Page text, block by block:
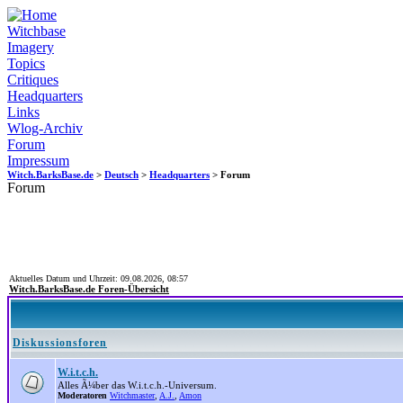
Witchbase
Imagery
Topics
Critiques
Headquarters
Links
Wlog-Archiv
Forum
Impressum
Witch.BarksBase.de > Deutsch > Headquarters > Forum
Forum
Aktuelles Datum und Uhrzeit: 09.08.2026, 08:57
Witch.BarksBase.de Foren-Übersicht
Diskussionsforen
W.i.t.c.h.
Alles Ã¼ber das W.i.t.c.h.-Universum.
Moderatoren Witchmaster, A.J. Amon